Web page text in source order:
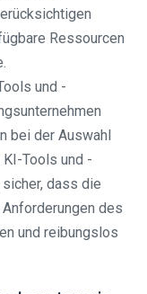
Ressourcen
und -
bei der Auswahl
Tools und -
dass die
des
und reibungslos